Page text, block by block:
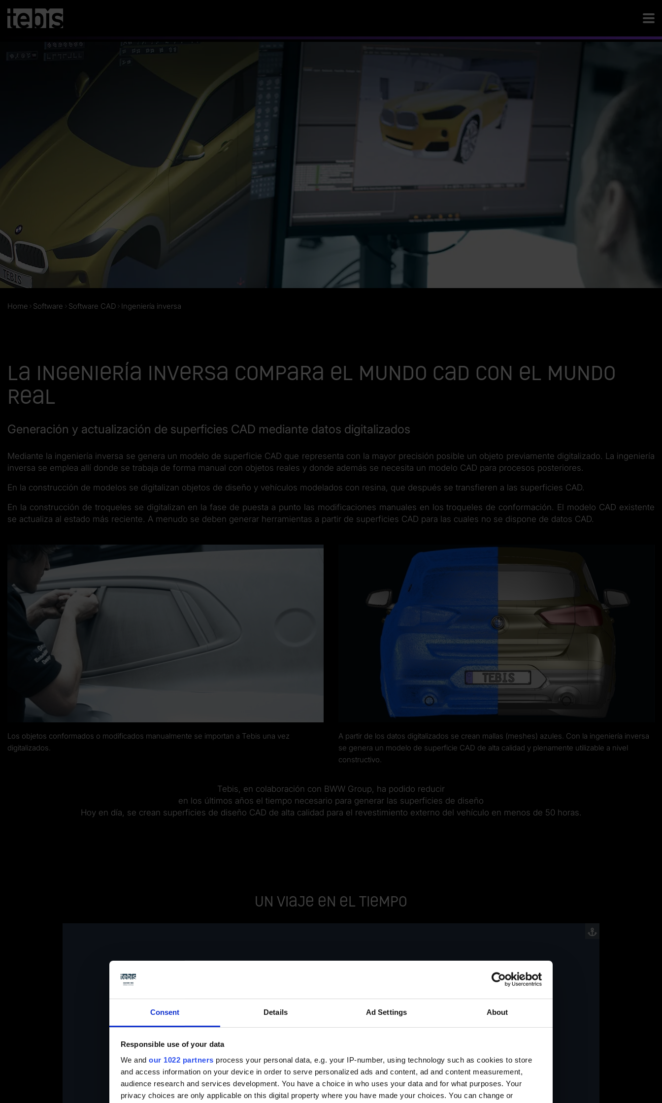
Consent Details Ad Settings About
Responsible use of your data
We and our 1022 partners process your personal data, e.g. your IP-number, using technology such as cookies to store
and access information on your device in order to serve personalized ads and content, ad and content measurement,
audience research and services development. You have a choice in who uses your data and for what purposes. Your
privacy choices are only applicable on this digital property where you have made your choices. You can change or
Home Software Software CAD Ingeniería inversa
La ingeniería inversa compara el mundo CAD con el mundo
real
Generación y actualización de superficies CAD mediante datos digitalizados
Mediante la ingeniería inversa se genera un modelo de superficie CAD que representa con la mayor precisión posible un objeto previamente digitalizado. La ingeniería
inversa se emplea allí donde se trabaja de forma manual con objetos reales y donde además se necesita un modelo CAD para procesos posteriores.
En la construcción de modelos se digitalizan objetos de diseño y vehículos modelados con resina, que después se transfieren a las superficies CAD.
En la construcción de troqueles se digitalizan en la fase de puesta a punto las modificaciones manuales en los troqueles de conformación. El modelo CAD existente
se actualiza al estado más reciente. A menudo se deben generar herramientas a partir de superficies CAD para las cuales no se dispone de datos CAD.
Los objetos conformados o modificados manualmente se importan a Tebis una vez
digitalizados.
A partir de los datos digitalizados se crean mallas (meshes) azules. Con la ingeniería inversa
se genera un modelo de superficie CAD de alta calidad y plenamente utilizable a nivel
constructivo.
Tebis, en colaboración con BWW Group, ha podido reducir
en los últimos años el tiempo necesario para generar las superficies de diseño
Hoy en día, se crean superficies de diseño CAD de alta calidad para el revestimiento externo del vehículo en menos de 50 horas.
Un viaje en el tiempo
Por favor, seleccione las cookies de preferencia para activar la visualización.
Activar cookies